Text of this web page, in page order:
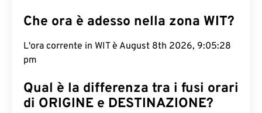
Che ora è adesso nella zona WIT?
L'ora corrente in WIT è August 8th 2026, 9:05:29
pm
Qual è la differenza tra i fusi orari
di ORIGINE e DESTINAZIONE?